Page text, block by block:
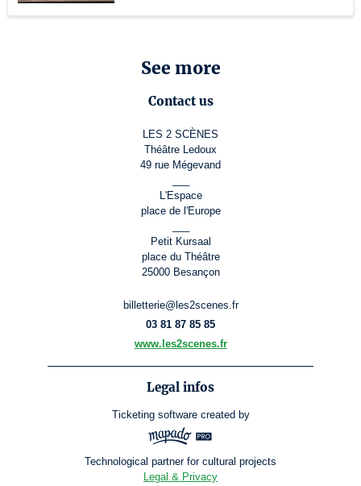
See more
Contact us
LES 2 SCÈNES
Théâtre Ledoux
49 rue Mégevand
L'Espace
place de l'Europe
Petit Kursaal
place du Théâtre
25000 Besançon
billetterie@les2scenes.fr
03 81 87 85 85
www.les2scenes.fr
Legal infos
Ticketing software created by
Technological partner for cultural projects
Legal & Privacy